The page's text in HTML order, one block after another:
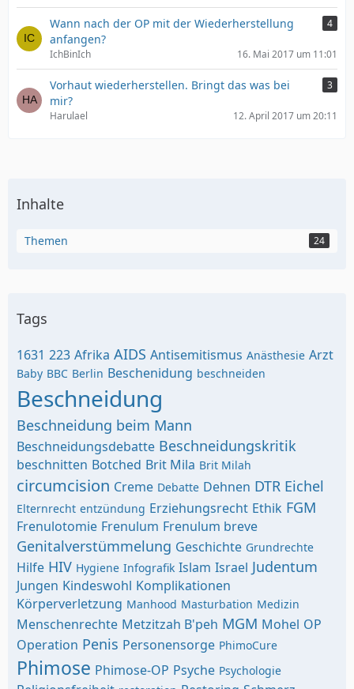
Wann nach der OP mit der Wiederherstellung
anfangen?
4
IchBinIch 16. Mai 2017 um 11:01
Vorhaut wiederherstellen. Bringt das was bei
mir?
3
Harulael 12. April 2017 um 20:11
Inhalte
Themen 24
Tags
1631 223 Afrika AIDS Antisemitismus Anästhesie Arzt
Baby BBC Berlin Beschenidung beschneiden
Beschneidung
Beschneidung beim Mann
Beschneidungsdebatte Beschneidungskritik
beschnitten Botched Brit Mila Brit Milah
circumcision Creme Debatte Dehnen DTR Eichel
Elternrecht entzündung Erziehungsrecht Ethik FGM
Frenulotomie Frenulum Frenulum breve
Genitalverstümmelung Geschichte Grundrechte
Hilfe HIV Hygiene Infografik Islam Israel Judentum
Jungen Kindeswohl Komplikationen
Körperverletzung Manhood Masturbation Medizin
Menschenrechte Metzitzah B'peh MGM Mohel OP
Operation Penis Personensorge PhimoCure
Phimose Phimose-OP Psyche Psychologie